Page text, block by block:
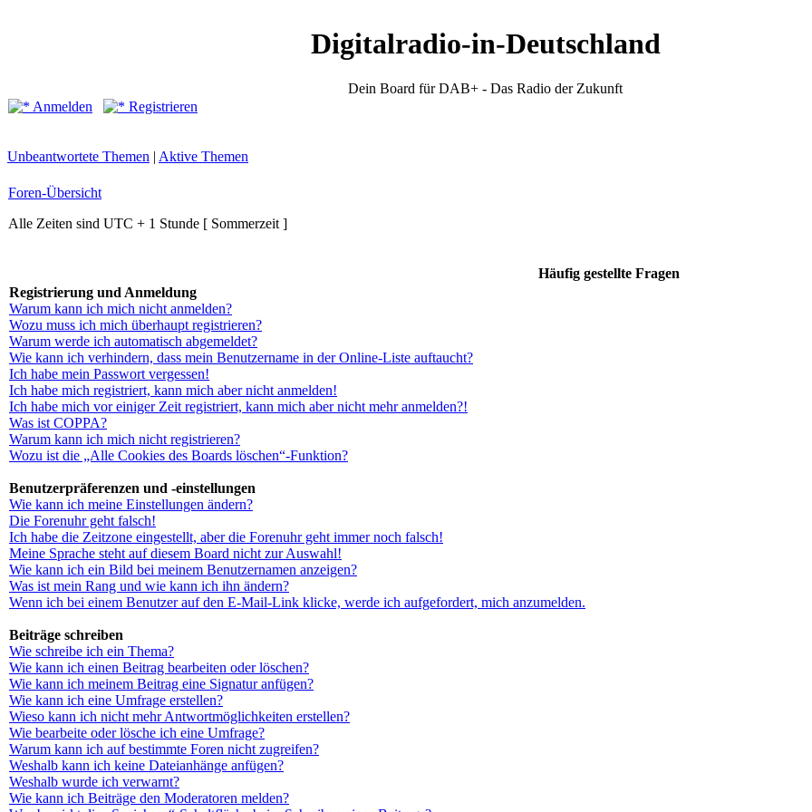
Digitalradio-in-Deutschland
Dein Board für DAB+ - Das Radio der Zukunft
Anmelden
Registrieren
Unbeantwortete Themen | Aktive Themen
Foren-Übersicht
Alle Zeiten sind UTC + 1 Stunde [ Sommerzeit ]
Häufig gestellte Fragen
Registrierung und Anmeldung
Warum kann ich mich nicht anmelden?
Wozu muss ich mich überhaupt registrieren?
Warum werde ich automatisch abgemeldet?
Wie kann ich verhindern, dass mein Benutzername in der Online-Liste auftaucht?
Ich habe mein Passwort vergessen!
Ich habe mich registriert, kann mich aber nicht anmelden!
Ich habe mich vor einiger Zeit registriert, kann mich aber nicht mehr anmelden?!
Was ist COPPA?
Warum kann ich mich nicht registrieren?
Wozu ist die „Alle Cookies des Boards löschen“-Funktion?
Benutzerpräferenzen und -einstellungen
Wie kann ich meine Einstellungen ändern?
Die Forenuhr geht falsch!
Ich habe die Zeitzone eingestellt, aber die Forenuhr geht immer noch falsch!
Meine Sprache steht auf diesem Board nicht zur Auswahl!
Wie kann ich ein Bild bei meinem Benutzernamen anzeigen?
Was ist mein Rang und wie kann ich ihn ändern?
Wenn ich bei einem Benutzer auf den E-Mail-Link klicke, werde ich aufgefordert, mich anzumelden.
Beiträge schreiben
Wie schreibe ich ein Thema?
Wie kann ich einen Beitrag bearbeiten oder löschen?
Wie kann ich meinem Beitrag eine Signatur anfügen?
Wie kann ich eine Umfrage erstellen?
Wieso kann ich nicht mehr Antwortmöglichkeiten erstellen?
Wie bearbeite oder lösche ich eine Umfrage?
Warum kann ich auf bestimmte Foren nicht zugreifen?
Weshalb kann ich keine Dateianhänge anfügen?
Weshalb wurde ich verwarnt?
Wie kann ich Beiträge den Moderatoren melden?